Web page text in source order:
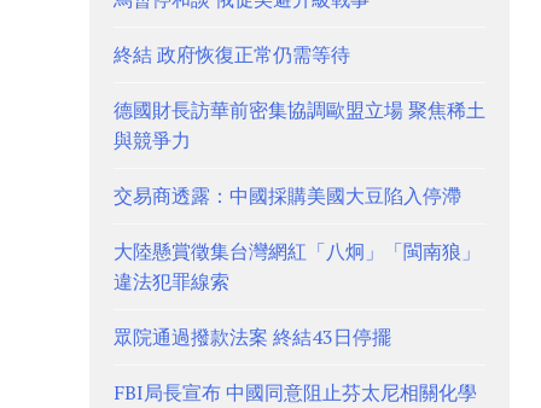
終結 政府恢復正常仍需等待
德國財長訪華前密集協調歐盟立場 聚焦稀土
與競爭力
交易商透露：中國採購美國大豆陷入停滯
大陸懸賞徵集台灣網紅「八炯」「閩南狼」
違法犯罪線索
眾院通過撥款法案 終結43日停擺
FBI局長宣布 中國同意阻止芬太尼相關化學